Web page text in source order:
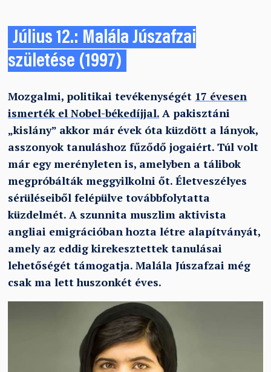
Július 12.: Malála Júszafzai
születése (1997)
Mozgalmi, politikai tevékenységét 17 évesen
ismerték el Nobel-békedíjjal. A pakisztáni
„kislány” akkor már évek óta küzdött a lányok,
asszonyok tanuláshoz fűződő jogaiért. Túl volt
már egy merényleten is, amelyben a tálibok
megpróbálták meggyilkolni őt. Életveszélyes
sérüléseiből felépülve továbbfolytatta
küzdelmét. A szunnita muszlim aktivista
angliai emigrációban hozta létre alapítványát,
amely az eddig kirekesztettek tanulásai
lehetőségét támogatja. Malála Júszafzai még
csak ma lett huszonkét éves.